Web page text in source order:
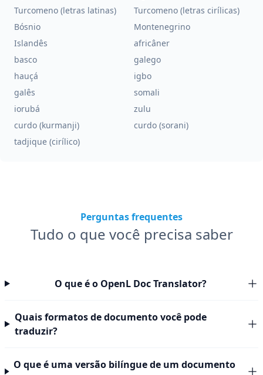
Turcomeno (letras latinas)
Turcomeno (letras cirílicas)
Bósnio
Montenegrino
Islandês
africâner
basco
galego
hauçá
igbo
galês
somali
iorubá
zulu
curdo (kurmanji)
curdo (sorani)
tadjique (cirílico)
Perguntas frequentes
Tudo o que você precisa saber
O que é o OpenL Doc Translator?
Quais formatos de documento você pode
traduzir?
O que é uma versão bilíngue de um documento